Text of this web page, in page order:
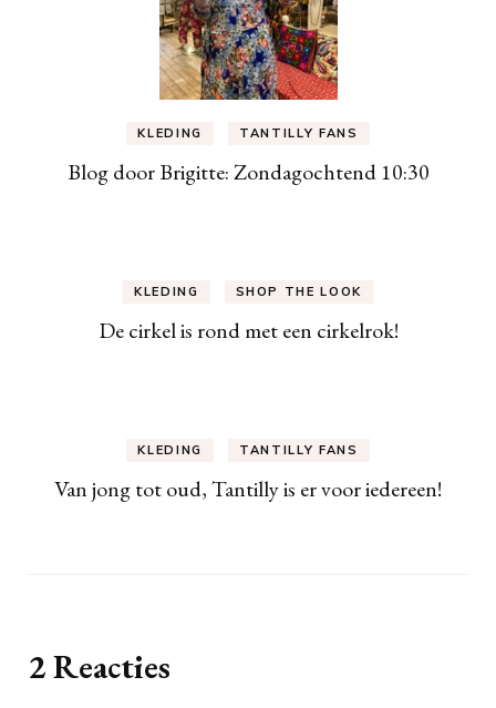
KLEDING TANTILLY FANS
Blog door Brigitte: Zondagochtend 10:30
KLEDING SHOP THE LOOK
De cirkel is rond met een cirkelrok!
KLEDING TANTILLY FANS
Van jong tot oud, Tantilly is er voor iedereen!
2 Reacties